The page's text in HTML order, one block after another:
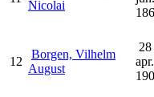
Nicolai
12
Borgen, Vilhelm
August
28
apr.